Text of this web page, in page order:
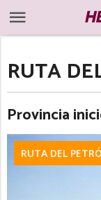
RUTA
Provincia
RUTA DEL